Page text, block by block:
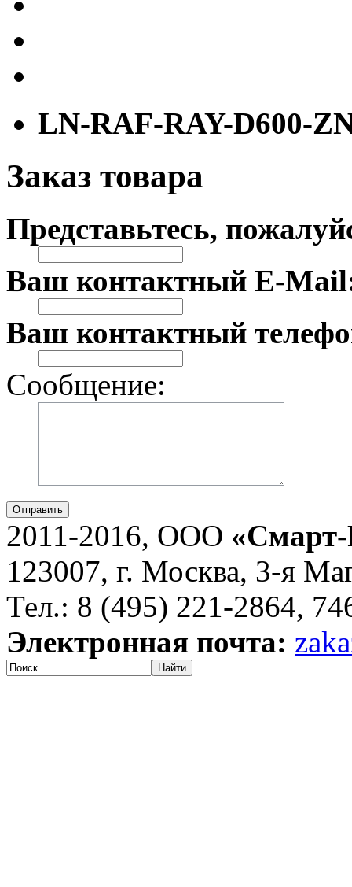
LN-RAF-RAY-D600-
Заказ товара
Представьтесь,
Ваш контактный E-
Ваш контактный
Сообщение:
Отправить
2011-2016, ООО
123007, г. Москва, 3-я
Тел.: 8 (495) 221-2864,
Электронная почта:
Найти